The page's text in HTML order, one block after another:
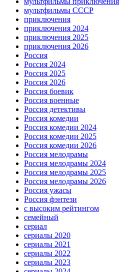
мультфильмы СССР
приключения
приключения 2024
приключения 2025
приключения 2026
Россия
Россия 2024
Россия 2025
Россия 2026
Россия боевик
Россия военные
Россия детективы
Россия комедии
Россия комедии 2024
Россия комедии 2025
Россия комедии 2026
Россия мелодрамы
Россия мелодрамы 2024
Россия мелодрамы 2025
Россия мелодрамы 2026
Россия ужасы
Россия фэнтези
с высоким рейтингом
семейный
сериал
сериалы 2020
сериалы 2021
сериалы 2022
сериалы 2023